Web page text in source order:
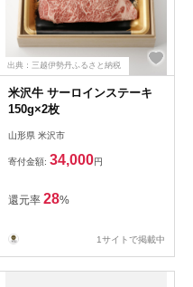
出典：三越伊勢丹ふるさと納税
米沢牛 サーロインステーキ
150g×2枚
山形県 米沢市
寄付金額: 34,000円
還元率 28%
1サイトで掲載中